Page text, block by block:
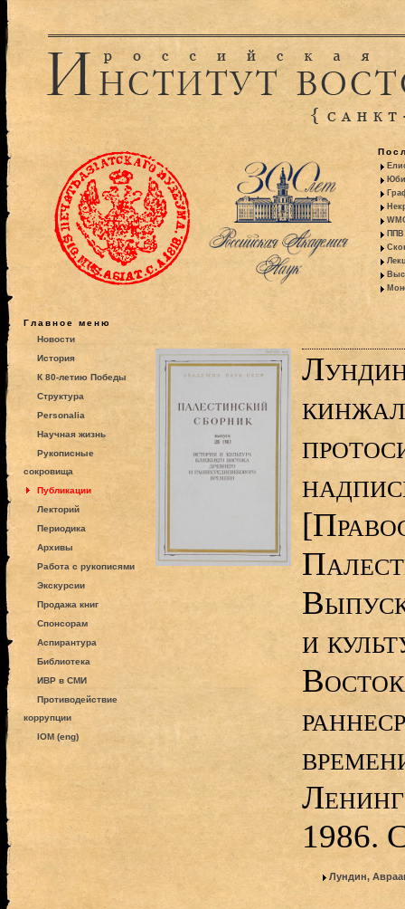
ППВ
Главное меню
Новости
История
К 80-летию Победы
Структура
Personalia
Научная жизнь
Рукописные
сокровища
Публикации
Лекторий
Периодика
Архивы
Работа с рукописями
Экскурсии
Продажа книг
Спонсорам
Аспирантура
Библиотека
ИВР в СМИ
Противодействие
коррупции
IOM (eng)
и
1986.
Лундин,